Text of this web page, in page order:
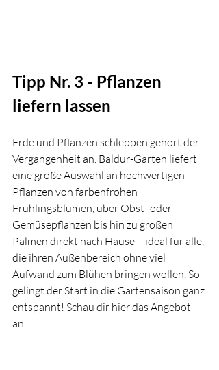
Tipp Nr. 3 - Pflanzen
liefern lassen
Erde und Pflanzen schleppen gehört der
Vergangenheit an. Baldur-Garten liefert
eine große Auswahl an hochwertigen
Pflanzen von farbenfrohen
Frühlingsblumen, über Obst- oder
Gemüsepflanzen bis hin zu großen
Palmen direkt nach Hause – ideal für alle,
die ihren Außenbereich ohne viel
Aufwand zum Blühen bringen wollen. So
gelingt der Start in die Gartensaison ganz
entspannt! Schau dir hier das Angebot
an: